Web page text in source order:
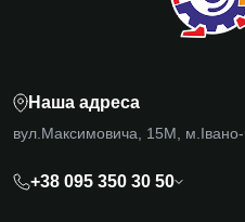
Наша адреса
вул.Максимовича, 15М, м.Івано-
+38 095 350 30 50